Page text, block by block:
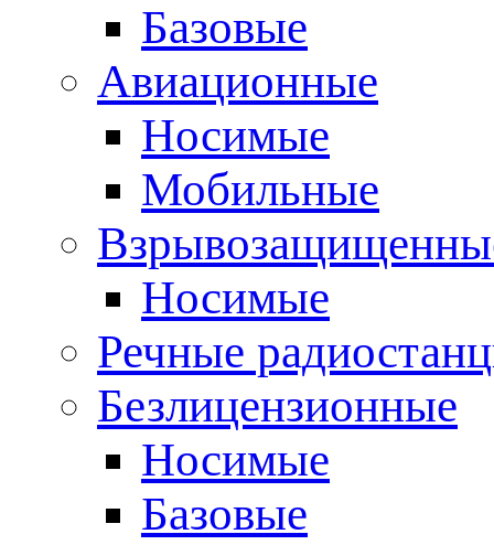
Базовые
Авиационные
Носимые
Мобильные
Носимые
Речные
Безлицензионные
Носимые
Базовые